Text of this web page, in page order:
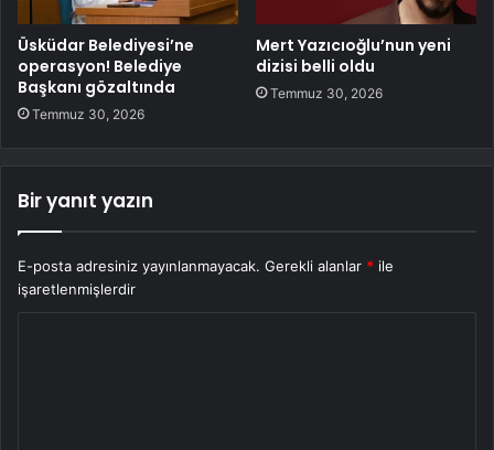
Üsküdar Belediyesi’ne
operasyon! Belediye
Başkanı gözaltında
Temmuz 30, 2026
Mert Yazıcıoğlu’nun yeni
dizisi belli oldu
Temmuz 30, 2026
Bir yanıt yazın
E-posta adresiniz yayınlanmayacak. Gerekli alanlar * ile
işaretlenmişlerdir